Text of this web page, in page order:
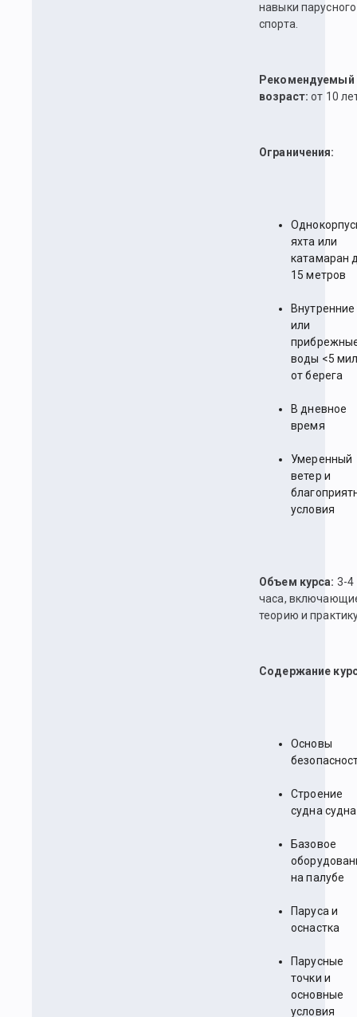
навыки парусного
спорта.
Рекомендуемый
возраст: от 10
Ограничения:
яхта или
катамаран
15 метров
Внутренние
или
воды <5
от берега
В дневное
время
Умеренный
ветер и
условия
Объем курса: 3-4
часа,
теорию и
Содержание
Основы
Строение
судна судна
Базовое
на палубе
Паруса и
оснастка
Парусные
точки и
основные
условия